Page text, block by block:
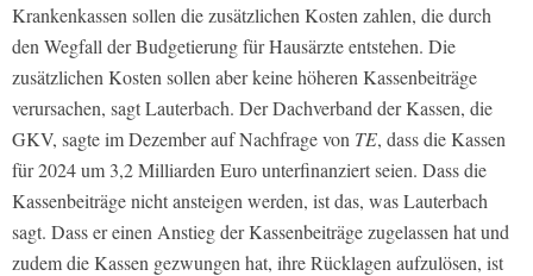
Krankenkassen sollen die zusätzlichen Kosten zahlen, die durch
den Wegfall der Budgetierung für Hausärzte entstehen. Die
zusätzlichen Kosten sollen aber keine höheren Kassenbeiträge
verursachen, sagt Lauterbach. Der Dachverband der Kassen, die
GKV, sagte im Dezember auf Nachfrage von TE, dass die Kassen
für 2024 um 3,2 Milliarden Euro unterfinanziert seien. Dass die
Kassenbeiträge nicht ansteigen werden, ist das, was Lauterbach
sagt. Dass er einen Anstieg der Kassenbeiträge zugelassen hat und
zudem die Kassen gezwungen hat, ihre Rücklagen aufzulösen, ist